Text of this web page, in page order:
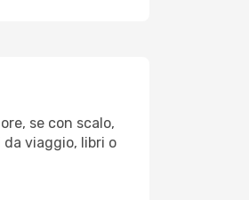
se con scalo,
viaggio, libri o